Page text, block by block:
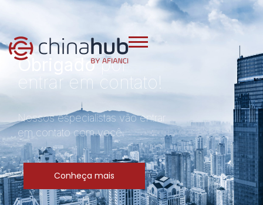
Obrigadopor
entrar em contato!
Nossos especialistas vão entrar
em contato com você.
Conheça mais